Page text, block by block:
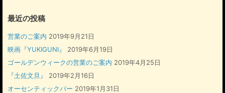
最近の投稿
営業のご案内 2019年9月21日
映画『YUKIGUNI』
2019年6月19日
ゴールデンウィークの営業のご案内 2019年4月25日
『土佐文旦』
2019年2月16日
オーセンティックバー 2019年1月31日